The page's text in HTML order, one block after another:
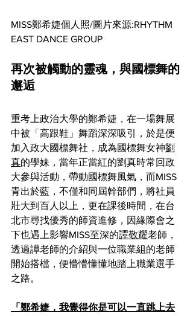
MISS鄭希婕個人照/圖片來源:RHYTHM
EAST DANCE GROUP
再次被觸動的靈魂，與國標舞的
邂逅
重考上政治大學的鄭希婕，在一場舞展
中被「高跟鞋」舞蹈深深吸引，於是便
加入政大國標舞社，成為國標舞女神劉
真的學妹，當年正當紅的劉真時常回政
大參與活動，帶動國標舞風氣，而MISS
青出於藍，不僅和同屆幹部們，將社員
壯大到百人以上，更在課後時間，在台
北市尋找優秀的師資進修，因緣際會之
下也遇上影響MISS至深的譚敬耀老師，
透過譚老師的介紹與一位職業組的老師
開始搭檔，便懵懵懂懂地踏上職業選手
之路。
「鄭希婕，我覺得你是可以一直跳上去